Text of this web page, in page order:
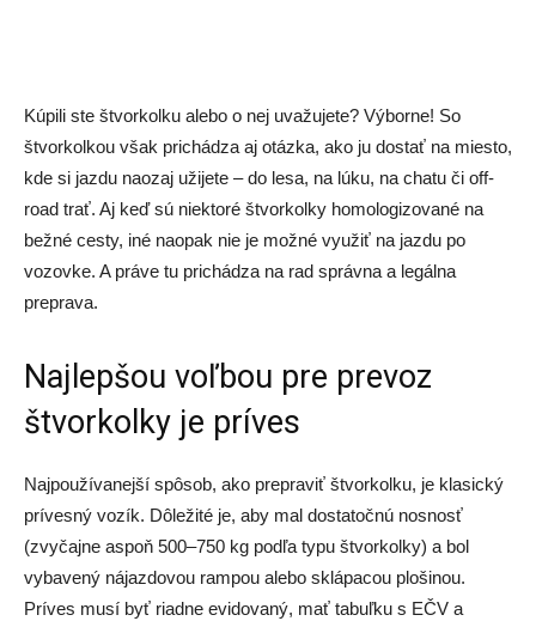
Kúpili ste štvorkolku alebo o nej uvažujete? Výborne! So
štvorkolkou však prichádza aj otázka, ako ju dostať na miesto,
kde si jazdu naozaj užijete – do lesa, na lúku, na chatu či off-
road trať. Aj keď sú niektoré štvorkolky homologizované na
bežné cesty, iné naopak nie je možné využiť na jazdu po
vozovke. A práve tu prichádza na rad správna a legálna
preprava.
Najlepšou voľbou pre prevoz
štvorkolky je príves
Najpoužívanejší spôsob, ako prepraviť štvorkolku, je klasický
prívesný vozík. Dôležité je, aby mal dostatočnú nosnosť
(zvyčajne aspoň 500–750 kg podľa typu štvorkolky) a bol
vybavený nájazdovou rampou alebo sklápacou plošinou.
Príves musí byť riadne evidovaný, mať tabuľku s EČV a